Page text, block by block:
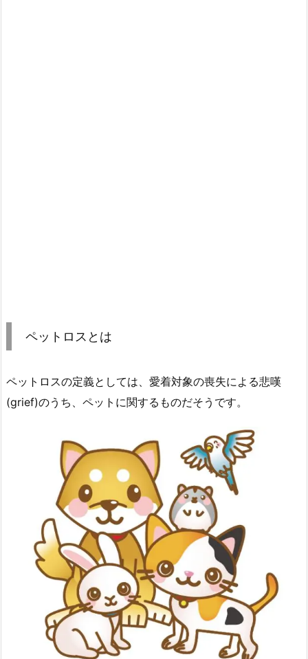
ペットロスとは
ペットロスの定義としては、愛着対象の喪失による悲嘆
(grief)のうち、ペットに関するものだそうです。